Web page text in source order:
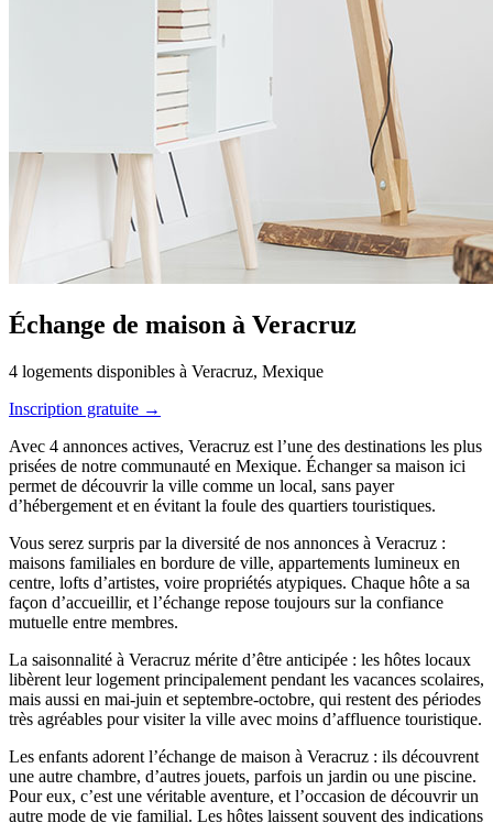
Échange de maison à Veracruz
4 logements disponibles à Veracruz, Mexique
Inscription gratuite →
Avec 4 annonces actives, Veracruz est l’une des destinations les plus
prisées de notre communauté en Mexique. Échanger sa maison ici
permet de découvrir la ville comme un local, sans payer
d’hébergement et en évitant la foule des quartiers touristiques.
Vous serez surpris par la diversité de nos annonces à Veracruz :
maisons familiales en bordure de ville, appartements lumineux en
centre, lofts d’artistes, voire propriétés atypiques. Chaque hôte a sa
façon d’accueillir, et l’échange repose toujours sur la confiance
mutuelle entre membres.
La saisonnalité à Veracruz mérite d’être anticipée : les hôtes locaux
libèrent leur logement principalement pendant les vacances scolaires,
mais aussi en mai-juin et septembre-octobre, qui restent des périodes
très agréables pour visiter la ville avec moins d’affluence touristique.
Les enfants adorent l’échange de maison à Veracruz : ils découvrent
une autre chambre, d’autres jouets, parfois un jardin ou une piscine.
Pour eux, c’est une véritable aventure, et l’occasion de découvrir un
autre mode de vie familial. Les hôtes laissent souvent des indications